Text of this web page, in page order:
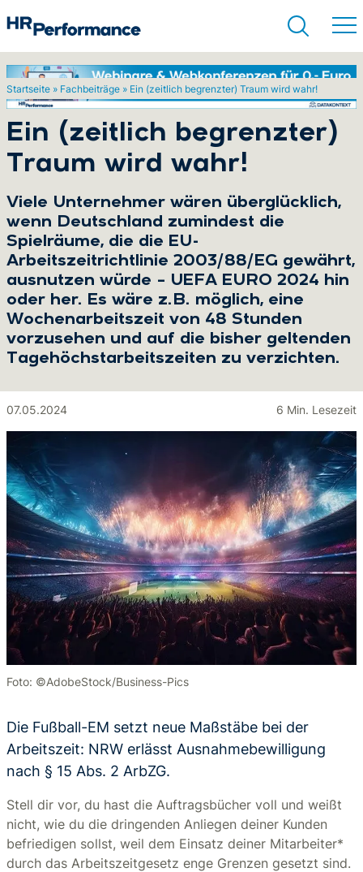
Startseite » Fachbeiträge » Ein (zeitlich begrenzter) Traum wird wahr!
Ein (zeitlich begrenzter)
Traum wird wahr!
Viele Unternehmer wären überglücklich,
wenn Deutschland zumindest die
Spielräume, die die EU-
Arbeitszeitrichtlinie 2003/88/EG gewährt,
ausnutzen würde – UEFA EURO 2024 hin
oder her. Es wäre z.B. möglich, eine
Wochenarbeitszeit von 48 Stunden
vorzusehen und auf die bisher geltenden
Tagehöchstarbeitszeiten zu verzichten.
07.05.2024 6 Min. Lesezeit
Foto: ©AdobeStock/Business-Pics
Die Fußball-EM setzt neue Maßstäbe bei der
Arbeitszeit: NRW erlässt Ausnahmebewilligung
nach § 15 Abs. 2 ArbZG.
Stell dir vor, du hast die Auftragsbücher voll und weißt
nicht, wie du die dringenden Anliegen deiner Kunden
befriedigen sollst, weil dem Einsatz deiner Mitarbeiter*
durch das Arbeitszeitgesetz enge Grenzen gesetzt sind.